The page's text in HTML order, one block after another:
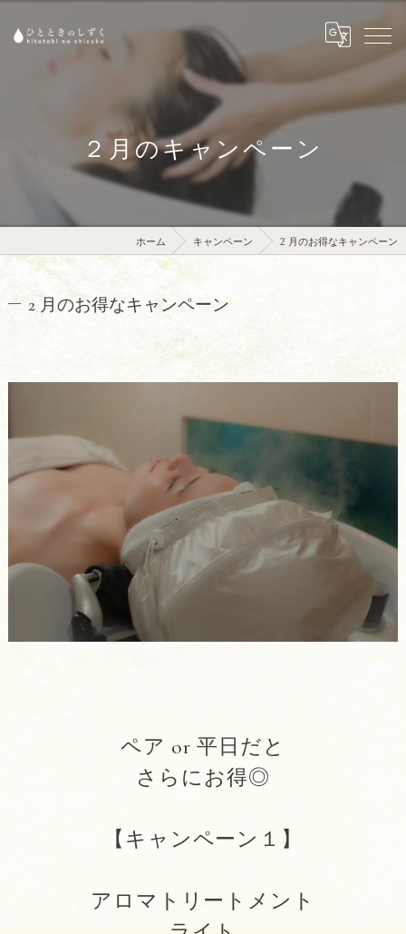
２月のキャンペーン
ホーム キャンペーン 2 月のお得なキャンペーン
2 月のお得なキャンペーン
ペア or 平日だと
さらにお得◎
【キャンペーン１】
アロマトリートメント